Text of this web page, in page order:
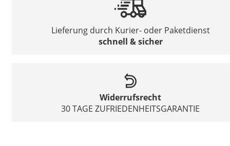
Lieferung durch Kurier- oder Paketdienst
schnell & sicher
Widerrufsrecht
30 TAGE ZUFRIEDENHEITSGARANTIE